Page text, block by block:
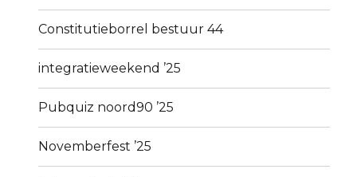
Constitutieborrel bestuur 44
integratieweekend ’25
Pubquiz noord90 ’25
Novemberfest ’25